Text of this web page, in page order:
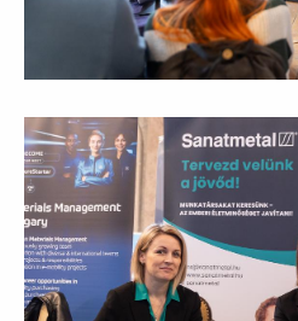
Ábra képaláírással: sanatmetal